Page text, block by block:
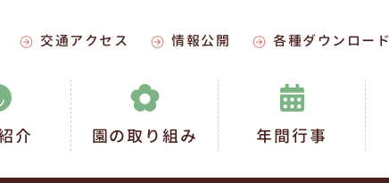
交通アクセス 情報公開 各種ダウンロード
介 園の取り組み 年間行事